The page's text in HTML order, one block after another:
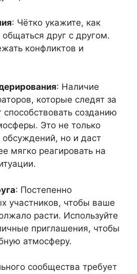
: Чётко укажите, как
друг с другом.
конфликтов и
: Наличие
которые следят за
созданию
Это не только
обсуждений, но и даст
мягко реагировать на
: Постепенно
участников, чтобы ваше
расти. Используйте
приглашения, чтобы
атмосферу.
сообщества требует